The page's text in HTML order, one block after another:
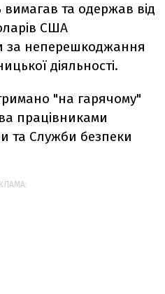
та одержав від
США
за неперешкоджання
діяльності.
"на гарячому"
працівниками
та Служби безпеки